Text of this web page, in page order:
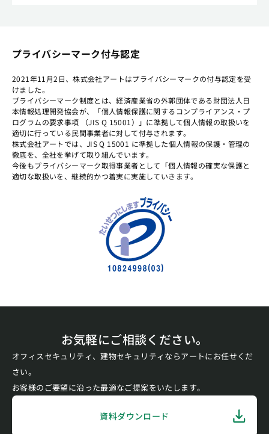
プライバシーマーク付与認定
2021年11月2日、株式会社アートはプライバシーマークの付与認定を受
けました。
プライバシーマーク制度とは、経済産業省の外郭団体である財団法人日
本情報処理開発協会が、「個人情報保護に関するコンプライアンス・プ
ログラムの要求事項 （JIS Q 15001）」に準拠して個人情報の取扱いを
適切に行っている民間事業者に対して付与されます。
株式会社アートでは、JIS Q 15001 に準拠した個人情報の保護・管理の
徹底を、全社を挙げて取り組んでいます。
今後もプライバシーマーク取得事業者として「個人情報の確実な保護と
適切な取扱いを、継続的かつ着実に実施していきます。
お気軽にご相談ください。
オフィスセキュリティ、建物セキュリティならアートにお任せくだ
さい。
お客様のご要望に沿った最適なご提案をいたします。
資料ダウンロード